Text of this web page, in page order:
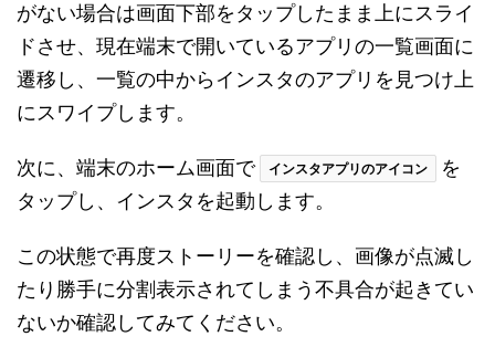
がない場合は画面下部をタップしたまま上にスライ
ドさせ、現在端末で開いているアプリの一覧画面に
遷移し、一覧の中からインスタのアプリを見つけ上
にスワイプします。
次に、端末のホーム画面で インスタアプリのアイコン
を
タップし、インスタを起動します。
この状態で再度ストーリーを確認し、画像が点滅し
たり勝手に分割表示されてしまう不具合が起きてい
ないか確認してみてください。